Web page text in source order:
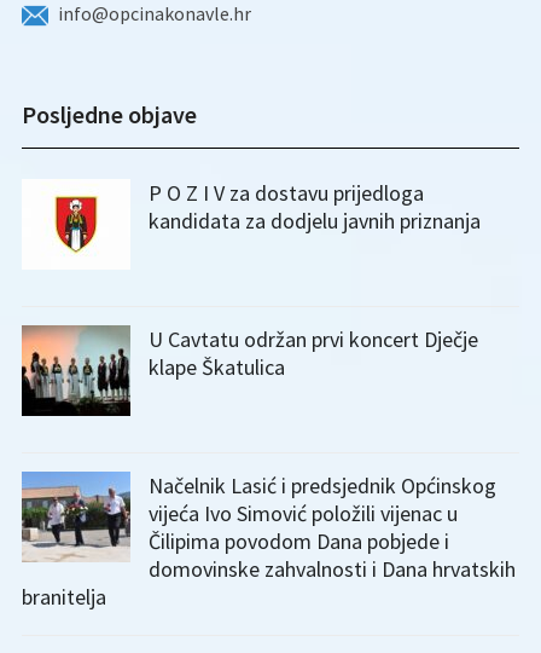
info@opcinakonavle.hr
Posljedne objave
P O Z I V za dostavu prijedloga
kandidata za dodjelu javnih priznanja
U Cavtatu održan prvi koncert Dječje
klape Škatulica
Načelnik Lasić i predsjednik Općinskog
vijeća Ivo Simović položili vijenac u
Čilipima povodom Dana pobjede i
domovinske zahvalnosti i Dana hrvatskih
branitelja